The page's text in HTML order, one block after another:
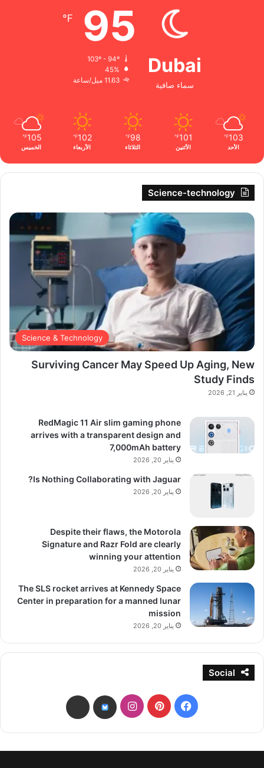
Dubai
سماء صافية
95
℉
45%
11.63 ميل/ساعة
103
℉
الأحد
101
℉
الأثنين
98
℉
الثلاثاء
102
℉
الأربعاء
105
℉
الخميس
Science-technology
Science & Technology
Surviving Cancer May Speed Up Aging, New
Study Finds
يناير 21, 2026
RedMagic 11 Air slim gaming phone
arrives with a transparent design and
7,000mAh battery
يناير 20, 2026
Is Nothing Collaborating with Jaguar?
يناير 20, 2026
Despite their flaws, the Motorola
Signature and Razr Fold are clearly
winning your attention
يناير 20, 2026
The SLS rocket arrives at Kennedy Space
Center in preparation for a manned lunar
mission
يناير 20, 2026
Social
فيسبوكبينتيريستانستقرامbsky
threads